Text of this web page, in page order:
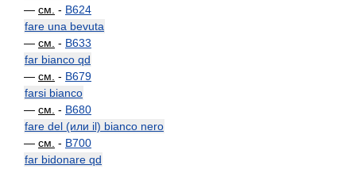
— см. - B624
fare una bevuta
— см. - B633
far bianco qd
— см. - B679
farsi bianco
— см. - B680
fare del (или il) bianco nero
— см. - B700
far bidonare qd